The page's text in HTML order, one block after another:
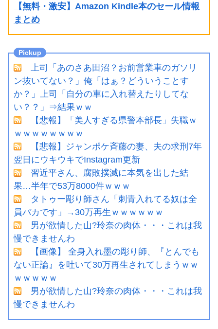
【無料・激安】Amazon Kindle本のセール情報
まとめ
上司「あのさあ田沼？お前営業車のガソリ
ン抜いてない？」俺「はぁ？どういうことす
か？」上司「自分の車に入れ替えたりしてな
い？？」⇒結果ｗｗ
【悲報】「美人すぎる県警本部長」失職ｗ
ｗｗｗｗｗｗｗｗ
【悲報】ジャンポケ斉藤の妻、夫の求刑7年
翌日にウキウキでInstagram更新
習近平さん、腐敗撲滅に本気を出した結
果…半年で53万8000件ｗｗｗ
タトゥー彫り師さん「刺青入れてる奴は全
員バカです」→30万再生ｗｗｗｗｗｗ
男が欲情した山?玲奈の肉体・・・これは我
慢できませんわ
【画像】 全身入れ墨の彫り師、『とんでも
ない正論』を吐いて30万再生されてしまうｗｗ
ｗｗｗｗｗ
男が欲情した山?玲奈の肉体・・・これは我
慢できませんわ